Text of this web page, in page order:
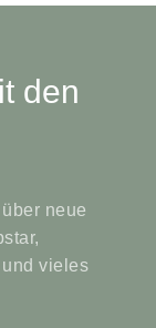
den
neue
vieles